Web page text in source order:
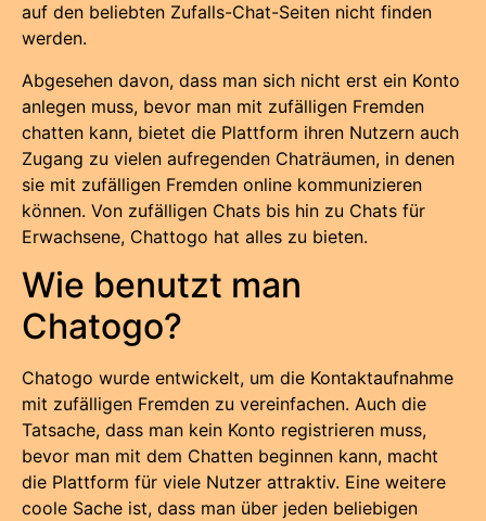
auf den beliebten Zufalls-Chat-Seiten nicht finden
werden.
Abgesehen davon, dass man sich nicht erst ein Konto
anlegen muss, bevor man mit zufälligen Fremden
chatten kann, bietet die Plattform ihren Nutzern auch
Zugang zu vielen aufregenden Chaträumen, in denen
sie mit zufälligen Fremden online kommunizieren
können. Von zufälligen Chats bis hin zu Chats für
Erwachsene, Chattogo hat alles zu bieten.
Wie benutzt man
Chatogo?
Chatogo wurde entwickelt, um die Kontaktaufnahme
mit zufälligen Fremden zu vereinfachen. Auch die
Tatsache, dass man kein Konto registrieren muss,
bevor man mit dem Chatten beginnen kann, macht
die Plattform für viele Nutzer attraktiv. Eine weitere
coole Sache ist, dass man über jeden beliebigen